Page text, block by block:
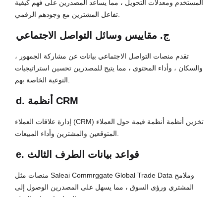
المستخدم ومعدلات التحويل ، مما يساعد المصدرين على فهم كيفية
تفاعل المشترين مع وجودهم الرقمي.
ج. مقاييس وسائل التواصل الاجتماعي
تقدم منصات التواصل الاجتماعي بيانات عن مشاركة الجمهور ،
والسكان ، وأداء المحتوى ، مما يتيح للمصدرين تحسين استراتيجيات
التوعية الخاصة بهم.
d. أنظمة CRM
إدارة علاقات العملاء (CRM) تخزين أنظمة أنظمة قيمة حول العملاء
المتوقعين والمشترين وأداء المبيعات.
e. قواعد بيانات الطرف الثالث
منصات مثل Saleai Commrggate Global Trade Data وملامح
المشتري ورؤى السوق ، مما يسهل على المصدرين الوصول إلى